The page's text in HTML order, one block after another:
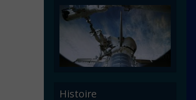
Histoire